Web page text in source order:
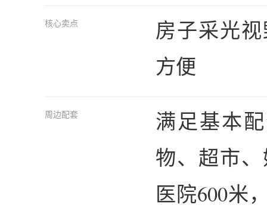
核心卖点
房子采光
方便
周边配套
满足基本
物、超市
医院600米